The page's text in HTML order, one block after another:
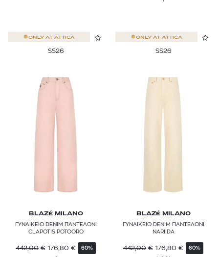
ONLY AT ATTICA
SS26
BLAZÉ MILANO
ΓΥΝΑΙΚΕΙΟ DENIM ΠΑΝΤΕΛΟΝΙ
CLAPOTIS POTOORO
442,00 € 176,80 € 60%
ONLY AT ATTICA
SS26
BLAZÉ MILANO
ΓΥΝΑΙΚΕΙΟ DENIM ΠΑΝΤΕΛΟΝΙ
NARIIDA
442,00 € 176,80 € 60%